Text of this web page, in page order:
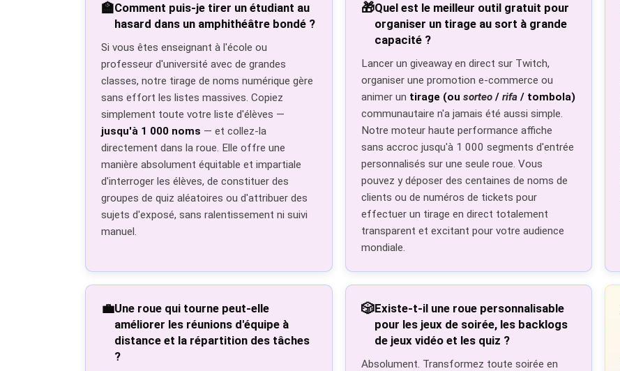
🏫Comment puis-je tirer un étudiant au
hasard dans un amphithéâtre bondé ?
Si vous êtes enseignant à l'école ou
professeur d'université avec de grandes
classes, notre tirage de noms numérique gère
sans effort les listes massives. Copiez
simplement toute votre liste d'élèves —
jusqu'à 1 000 noms — et collez-la
directement dans la roue. Elle offre une
manière absolument équitable et impartiale
d'interroger les élèves, de constituer des
groupes de quiz aléatoires ou d'attribuer des
sujets d'exposé, sans ralentissement ni suivi
manuel.
🎁Quel est le meilleur outil gratuit pour
organiser un tirage au sort à grande
capacité ?
Lancer un giveaway en direct sur Twitch,
organiser une promotion e-commerce ou
animer un tirage (ou sorteo/ rifa/ tombola)
communautaire n'a jamais été aussi simple.
Notre moteur haute performance affiche
sans accroc jusqu'à 1 000 segments d'entrée
personnalisés sur une seule roue. Vous
pouvez y déposer des centaines de noms de
clients ou de numéros de tickets pour
effectuer un tirage en direct totalement
transparent et excitant pour votre audience
mondiale.
💼Une roue qui tourne peut-elle
améliorer les réunions d'équipe à
distance et la répartition des tâches
?
🎲Existe-t-il une roue personnalisable
pour les jeux de soirée, les backlogs
de jeux vidéo et les quiz ?
Absolument. Transformez toute soirée en